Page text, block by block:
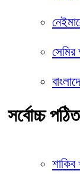
সেমির
সর্বোচ্চ